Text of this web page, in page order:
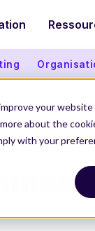
your
about the
with your